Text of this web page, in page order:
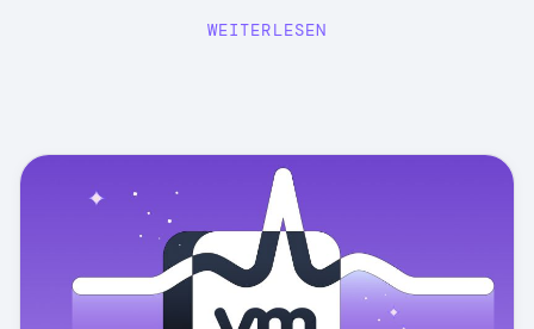
WEITERLESEN